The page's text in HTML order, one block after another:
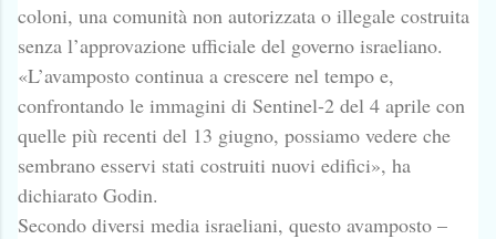
coloni, una comunità non autorizzata o illegale costruita
senza l’approvazione ufficiale del governo israeliano.
«L’avamposto continua a crescere nel tempo e,
confrontando le immagini di Sentinel-2 del 4 aprile con
quelle più recenti del 13 giugno, possiamo vedere che
sembrano esservi stati costruiti nuovi edifici», ha
dichiarato Godin.
Secondo diversi media israeliani, questo avamposto –